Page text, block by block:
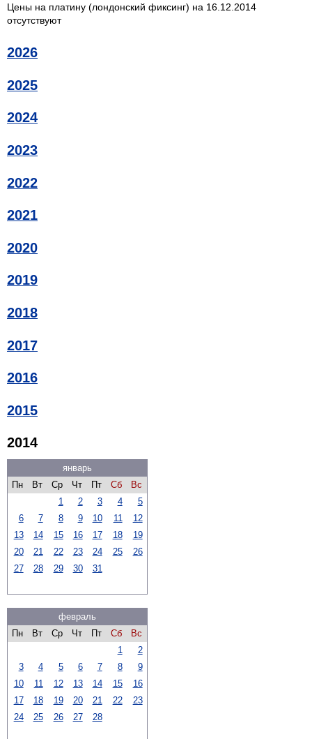
Цены на платину (лондонский фиксинг) на 16.12.2014
отсутствуют
2026
2025
2024
2023
2022
2021
2020
2019
2018
2017
2016
2015
2014
январь
Пн
Вт Ср Чт Пт Сб
Вс
1
2 3 4
5
6
7 8 9 10 11
12
13
14 15 16 17 18
19
20
21 22 23 24 25
26
27
28 29 30 31
февраль
Пн
Вт Ср Чт Пт Сб
Вс
1
2
3
4 5 6 7 8
9
10
11 12 13 14 15
16
17
18 19 20 21 22
23
24
25 26 27 28